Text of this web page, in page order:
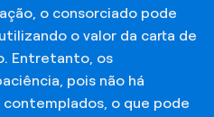
o consorciado pode
o valor da carta de
Entretanto, os
pois não há
o que pode